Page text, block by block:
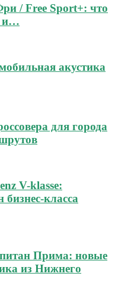
/ Free Sport+: что
и…
акустика
для города
V-klasse:
класса
Прима: новые
из Нижнего